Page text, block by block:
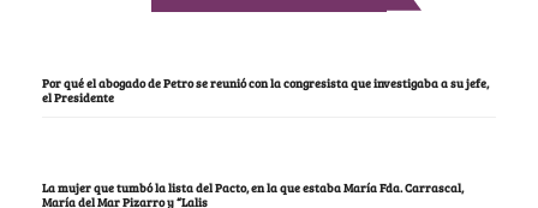
Por qué el abogado de Petro se reunió con la congresista que investigaba a su jefe,
el Presidente
La mujer que tumbó la lista del Pacto, en la que estaba María Fda. Carrascal,
María del Mar Pizarro y “Lalis